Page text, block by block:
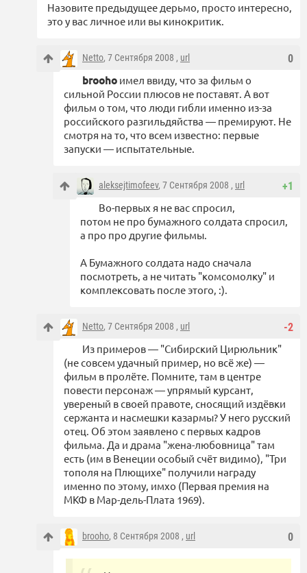
Назовите предыдущее дерьмо, просто интересно,
это у вас личное или вы кинокритик.
0
Netto, 7 Сентября 2008 , url
brooho имел ввиду, что за фильм о
сильной России плюсов не поставят. А вот
фильм о том, что люди гибли именно из-за
российского разгильдяйства — премируют. Не
смотря на то, что всем известно: первые
запуски — испытательные.
+1
aleksejtimofeev, 7 Сентября 2008 , url
Во-первых я не вас спросил,
потом не про бумажного солдата спросил,
а про про другие фильмы.
А Бумажного солдата надо сначала
посмотреть, а не читать "комсомолку" и
комплексовать после этого, :).
-2
Netto, 7 Сентября 2008 , url
Из примеров — "Сибирский Цирюльник"
(не совсем удачный пример, но всё же) —
фильм в пролёте. Помните, там в центре
повести персонаж — упрямый курсант,
увереный в своей правоте, сносящий издёвки
сержанта и насмешки казармы? У него русский
отец. Об этом заявлено с первых кадров
фильма. Да и драма "жена-любовница" там
есть (им в Венеции особый счёт видимо), "Три
тополя на Плющихе" получили награду
именно по этому, имхо (Первая премия на
МКФ в Мар-дель-Плата 1969).
0
brooho, 8 Сентября 2008 , url